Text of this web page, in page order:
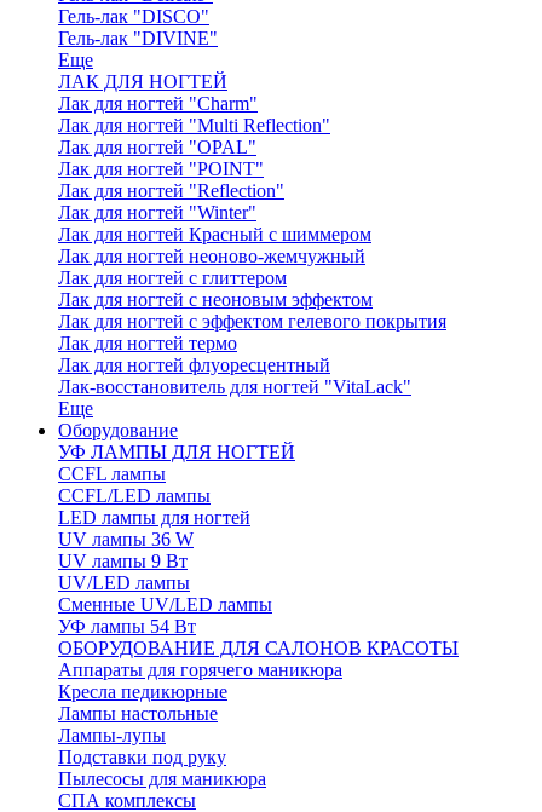
Гель-лак "DISCO"
Гель-лак "DIVINE"
Еще
ЛАК ДЛЯ НОГТЕЙ
Лак для ногтей "Charm"
Лак для ногтей "Multi Reflection"
Лак для ногтей "OPAL"
Лак для ногтей "POINT"
Лак для ногтей "Reflection"
Лак для ногтей "Winter"
Лак для ногтей Красный с шиммером
Лак для ногтей неоново-жемчужный
Лак для ногтей с глиттером
Лак для ногтей с неоновым эффектом
Лак для ногтей с эффектом гелевого покрытия
Лак для ногтей термо
Лак для ногтей флуоресцентный
Лак-восстановитель для ногтей "VitaLack"
Еще
Оборудование
УФ ЛАМПЫ ДЛЯ НОГТЕЙ
CCFL лампы
CCFL/LED лампы
LED лампы для ногтей
UV лампы 36 W
UV лампы 9 Вт
UV/LED лампы
Сменные UV/LED лампы
УФ лампы 54 Вт
ОБОРУДОВАНИЕ ДЛЯ САЛОНОВ КРАСОТЫ
Аппараты для горячего маникюра
Кресла педикюрные
Лампы настольные
Лампы-лупы
Подставки под руку
Пылесосы для маникюра
СПА комплексы